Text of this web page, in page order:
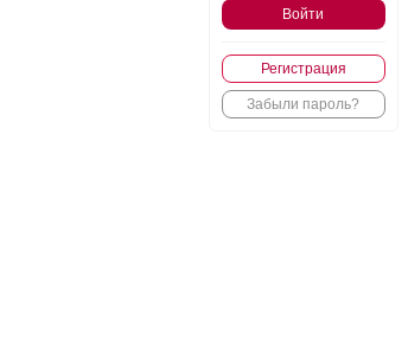
Регистрация
Забыли пароль?